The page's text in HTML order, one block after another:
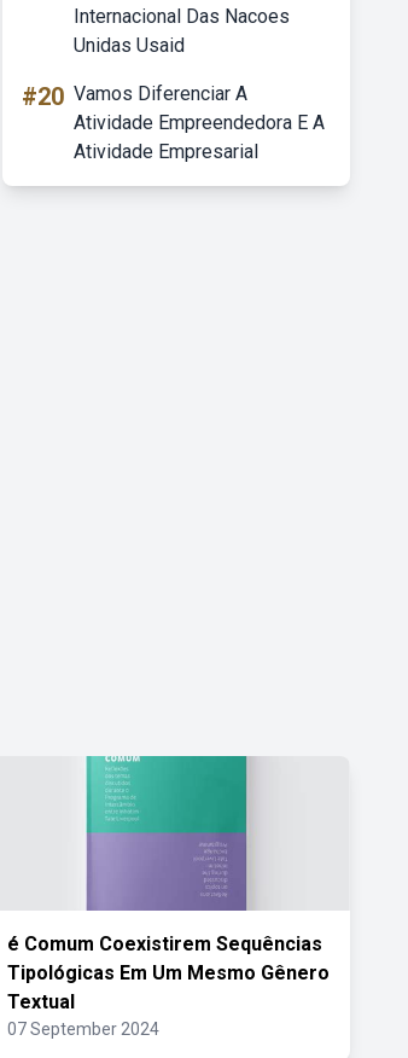
Internacional Das Nacoes
Unidas Usaid
#20 Vamos Diferenciar A
Atividade Empreendedora E A
Atividade Empresarial
é Comum Coexistirem Sequências
Tipológicas Em Um Mesmo Gênero
Textual
07 September 2024